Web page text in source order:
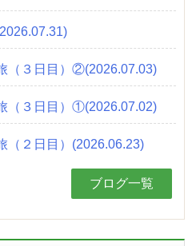
（３日目）②(2026.07.03)
（３日目）①(2026.07.02)
（２日目）(2026.06.23)
ブログ一覧